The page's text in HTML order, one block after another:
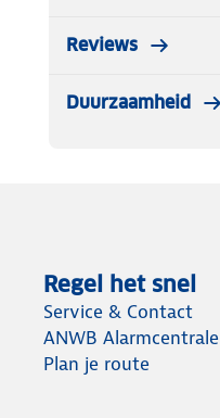
Reviews
Duurzaamheid
Regel het snel
Service & Contact
ANWB Alarmcentrale
Plan je route